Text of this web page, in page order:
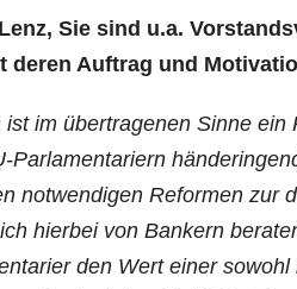
Sie sind u.a.
deren Auf­trag und
im über­tra­ge­nen Sin­ne
Par­la­men­ta­ri­ern
not­wen­di­gen Refor­men zur
hier­bei von Ban­kern
den Wert einer